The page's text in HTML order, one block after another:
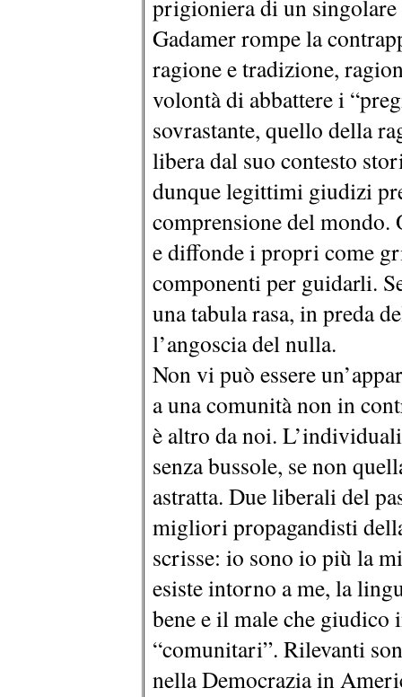
prigioniera di un
Gadamer rompe la
ragione e tradizione,
volontà di abbattere i
sovrastante, quello della
libera dal suo contesto
dunque legittimi giudizi
comprensione del
e diffonde i propri come
componenti per guidarli.
una tabula rasa, in preda
l’angoscia del nulla.
Non vi può essere
a una comunità non in
è altro da noi.
senza bussole, se non
astratta. Due liberali del
migliori propagandisti
scrisse: io sono io più la
esiste intorno a me, la
bene e il male che
“comunitari”. Rilevanti
nella Democrazia in